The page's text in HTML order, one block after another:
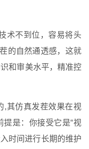
术不到位，容易将头
的自然通透感，这就
和审美水平，精准控
,其仿真发茬效果在视
是：你接受它是“视
时间进行长期的维护